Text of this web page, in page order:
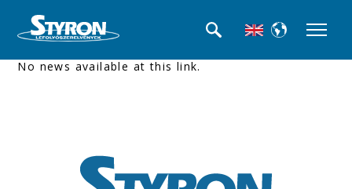
No news available at this link.